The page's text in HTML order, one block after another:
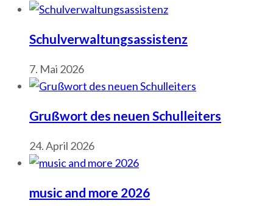
Schulverwaltungsassistenz
7. Mai 2026
Grußwort des neuen Schulleiters
24. April 2026
music and more 2026